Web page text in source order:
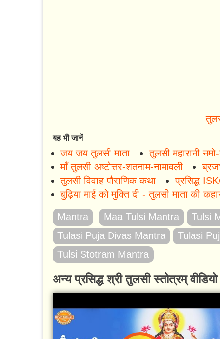
यह भी जानें
जय जय तुलसी माता तुलसी महारानी
माँ तुलसी अष्टोत्तर-शतनाम-नामावली
तुलसी विवाह पौराणिक कथा
प्रसिद्ध
बुढ़िया माई को मुक्ति दी - तुलसी माता की
Mantra Maa Tulsi Mantra Tulsi
Tulasi Puja Divas Mantra
Tulasi
Tulsi Stotram Mantra
अन्य प्रसिद्ध श्री तुलसी स्तोत्रम्‌ वीडियो